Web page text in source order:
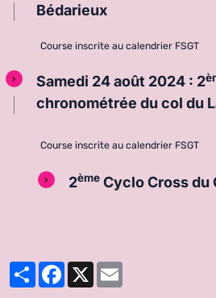
Bédarieux
Course inscrite au calendrier FSGT
Samedi 24 août 2024 : 2
chronométrée du col du
Course inscrite au calendrier FSGT
2ème Cyclo Cross du
PartagerFacebook
X